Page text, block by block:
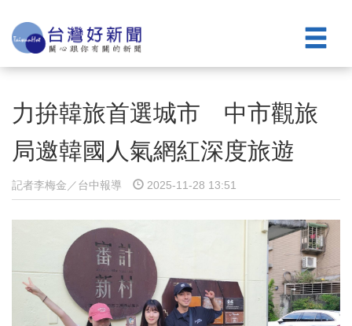
力拚韓旅首選城市 中市觀旅
局邀韓國人氣網紅深度旅遊
記者李梅金／台中報導 2025-11-28 13:51